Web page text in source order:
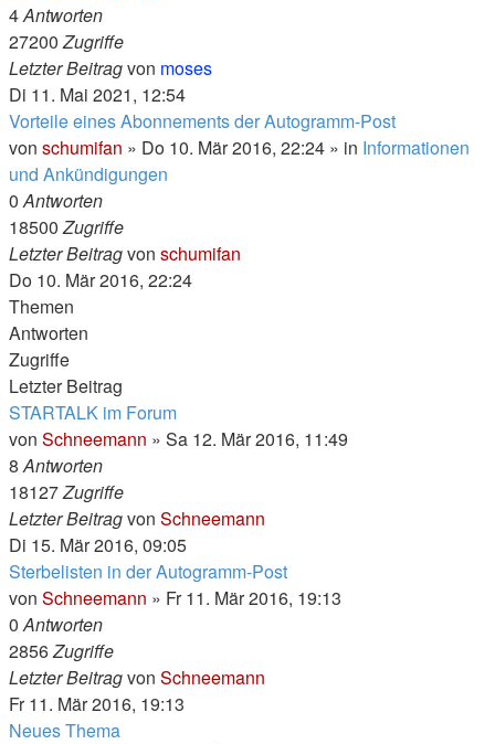
4Antworten
27200Zugriffe
Letzter Beitragvon moses
Di 11. Mai 2021, 12:54
Vorteile eines Abonnements der Autogramm-Post
von schumifan » Do 10. Mär 2016, 22:24 » in Informationen
und Ankündigungen
0Antworten
18500Zugriffe
Letzter Beitragvon schumifan
Do 10. Mär 2016, 22:24
Themen
Antworten
Zugriffe
Letzter Beitrag
STARTALK im Forum
von Schneemann » Sa 12. Mär 2016, 11:49
8Antworten
18127Zugriffe
Letzter Beitragvon Schneemann
Di 15. Mär 2016, 09:05
Sterbelisten in der Autogramm-Post
von Schneemann » Fr 11. Mär 2016, 19:13
0Antworten
2856Zugriffe
Letzter Beitragvon Schneemann
Fr 11. Mär 2016, 19:13
Neues Thema